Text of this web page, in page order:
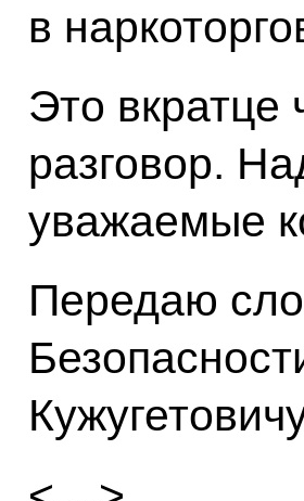
в
Это вкратце
разговор.
уважаемые
Передаю